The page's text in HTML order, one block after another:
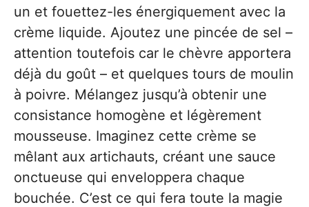
un et fouettez-les énergiquement avec la
crème liquide. Ajoutez une pincée de sel –
attention toutefois car le chèvre apportera
déjà du goût – et quelques tours de moulin
à poivre. Mélangez jusqu’à obtenir une
consistance homogène et légèrement
mousseuse. Imaginez cette crème se
mêlant aux artichauts, créant une sauce
onctueuse qui enveloppera chaque
bouchée. C’est ce qui fera toute la magie